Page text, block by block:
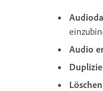
Audio
Löschen